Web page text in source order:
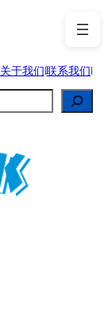
关于我们|联系我们|